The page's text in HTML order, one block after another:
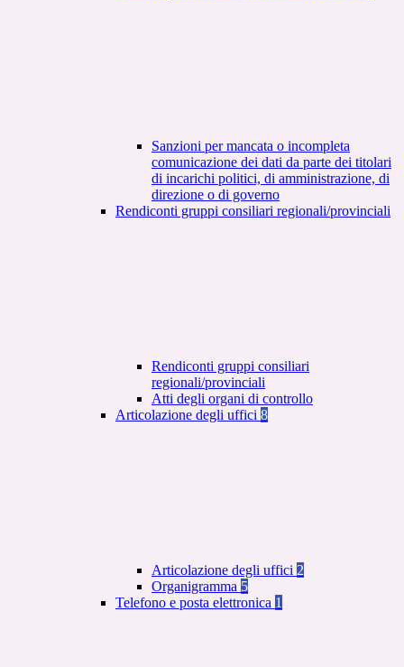
Sanzioni per mancata o incompleta
comunicazione dei dati da parte dei titolari
di incarichi politici, di amministrazione, di
direzione o di governo
Rendiconti gruppi consiliari regionali/provinciali
Rendiconti gruppi consiliari
regionali/provinciali
Atti degli organi di controllo
Articolazione degli uffici 8
Articolazione degli uffici 2
Organigramma 5
Telefono e posta elettronica 1